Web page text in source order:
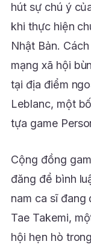
hút sự chú ý
khi thực hiện
Nhật Bản.
mạng xã hội
tại địa điểm
Leblanc, một
tựa game
Cộng đồng
đăng để bình
nam ca sĩ đang
Tae Takemi,
hội hẹn hò